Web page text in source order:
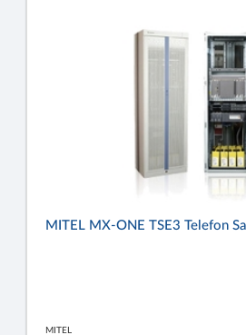
MITEL MX-ONE TSE3 Telefon
MITEL